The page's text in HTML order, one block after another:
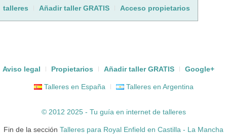
talleres Añadir taller GRATIS Acceso propietarios
Aviso legal Propietarios Añadir taller GRATIS Google+
Talleres en España Talleres en Argentina
© 2012 2025 - Tu guía en internet de talleres
Fin de la sección Talleres para Royal Enfield en Castilla - La Mancha